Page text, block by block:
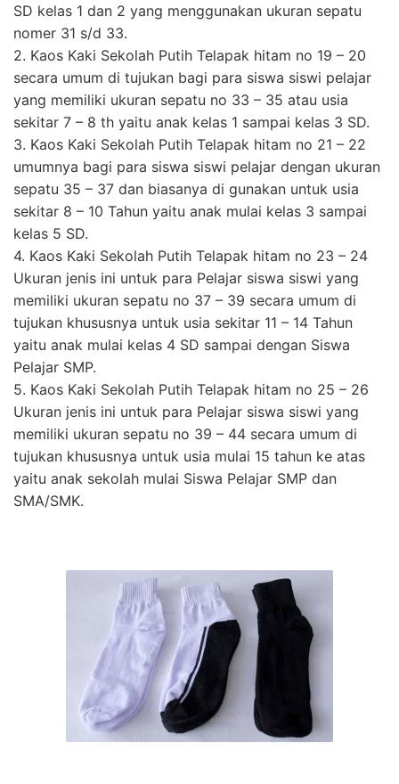
SD kelas 1 dan 2 yang menggunakan ukuran sepatu
nomer 31 s/d 33.
2. Kaos Kaki Sekolah Putih Telapak hitam no 19 – 20
secara umum di tujukan bagi para siswa siswi pelajar
yang memiliki ukuran sepatu no 33 – 35 atau usia
sekitar 7 – 8 th yaitu anak kelas 1 sampai kelas 3 SD.
3. Kaos Kaki Sekolah Putih Telapak hitam no 21 – 22
umumnya bagi para siswa siswi pelajar dengan ukuran
sepatu 35 – 37 dan biasanya di gunakan untuk usia
sekitar 8 – 10 Tahun yaitu anak mulai kelas 3 sampai
kelas 5 SD.
4. Kaos Kaki Sekolah Putih Telapak hitam no 23 – 24
Ukuran jenis ini untuk para Pelajar siswa siswi yang
memiliki ukuran sepatu no 37 – 39 secara umum di
tujukan khususnya untuk usia sekitar 11 – 14 Tahun
yaitu anak mulai kelas 4 SD sampai dengan Siswa
Pelajar SMP.
5. Kaos Kaki Sekolah Putih Telapak hitam no 25 – 26
Ukuran jenis ini untuk para Pelajar siswa siswi yang
memiliki ukuran sepatu no 39 – 44 secara umum di
tujukan khususnya untuk usia mulai 15 tahun ke atas
yaitu anak sekolah mulai Siswa Pelajar SMP dan
SMA/SMK.